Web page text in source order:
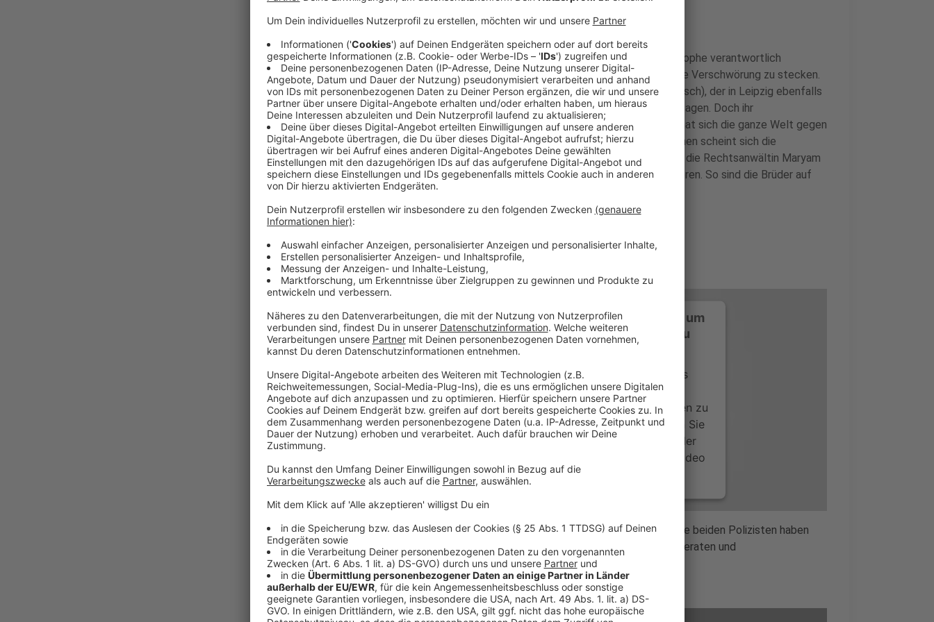
Mehrere Menschen verlieren ihr Leben und Ali wird für die Katastrophe verantwortlich
gemacht. Doch schnell wird klar – hinter diesem Coup scheint eine Verschwörung zu stecken.
Unverhoffte Hilfe bekommt Ali von seinem Bruder Leo (Fabian Busch), der in Leipzig ebenfalls
Polizist ist. Die zwei Brüder haben sich eigentlich nichts mehr zu sagen. Doch ihr
Familienkonflikt muss in die zweite Reihe rücken, denn scheinbar hat sich die ganze Welt gegen
die beiden Gesetzeshüter verschworen. Sogar in den eigenen Reihen scheint sich die
Verschwörung gegen Ali und Leo zu wenden. Selbst Alis Freundin, die Rechtsanwältin Maryam
Soltani (Mona Pirzad), scheint gegen die beiden Polizisten zu agieren. So sind die Brüder auf
sich allein gestellt.
Anzeige
Wir benötigen Ihre Zustimmung, um
den YouTube Video-Service zu
Wir verwenden einen Service eines
Drittanbieters, um Videoinhalte
einzubetten. Dieser Service kann Daten zu
Ihren Aktivitäten sammeln. Bitte lesen Sie
die Details durch und stimmen Sie der
Nutzung des Service zu, um dieses Video
anzusehen.
Akzeptieren
powered byUsercentrics Consent Management
Platform
Zwischen den Brüdern Ali und Leo herrscht absolute Funkstille. Die beiden Polizisten haben
sich nichts zu sagen. Bis sie in eine internationale Verschwörung geraten und
zusammenarbeiten müssen – ob sie wollen, oder nicht!
Anzeige